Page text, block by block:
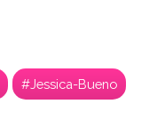
#Jessica-Bueno